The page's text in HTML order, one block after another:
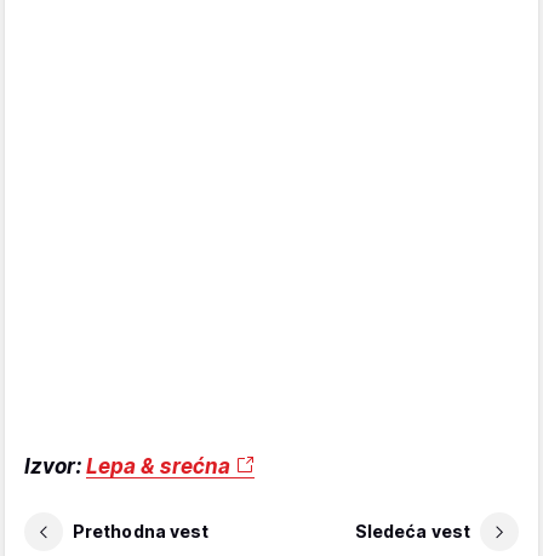
Izvor: Lepa & srećna
Prethodna vest Sledeća vest